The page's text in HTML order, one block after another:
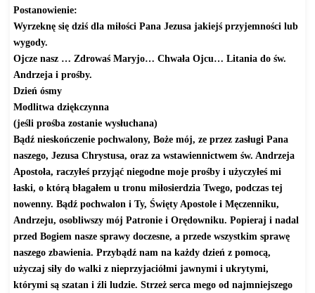
Postanowienie:
Wyrzeknę się dziś dla miłości Pana Jezusa jakiejś przyjemności lub
wygody.
Ojcze nasz … Zdrowaś Maryjo… Chwała Ojcu… Litania do św.
Andrzeja i prośby.
Dzień ósmy
Modlitwa dziękczynna
(jeśli prośba zostanie wysłuchana)
Bądź nieskończenie pochwalony, Boże mój, ze przez zasługi Pana
naszego, Jezusa Chrystusa, oraz za wstawiennictwem św. Andrzeja
Apostoła, raczyłeś przyjąć niegodne moje prośby i użyczyłeś mi
łaski, o którą błagałem u tronu miłosierdzia Twego, podczas tej
nowenny. Bądź pochwalon i Ty, Święty Apostole i Męczenniku,
Andrzeju, osobliwszy mój Patronie i Orędowniku. Popieraj i nadal
przed Bogiem nasze sprawy doczesne, a przede wszystkim sprawę
naszego zbawienia. Przybądź nam na każdy dzień z pomocą,
użyczaj siły do walki z nieprzyjaciółmi jawnymi i ukrytymi,
którymi są szatan i źli ludzie. Strzeż serca mego od najmniejszego